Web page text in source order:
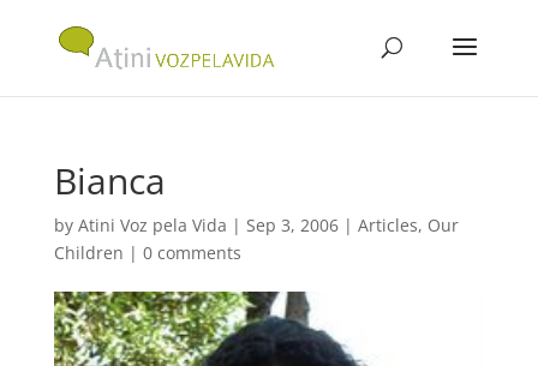
Bianca
by Atini Voz pela Vida | Sep 3, 2006| Articles, Our
Children | 0 comments